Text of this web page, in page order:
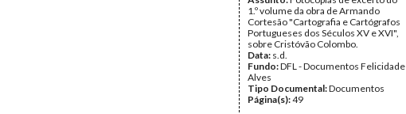
1.º volume da obra de Armando
Cortesão "Cartografia e Cartógrafos
Portugueses dos Séculos XV e XVI",
sobre Cristóvão Colombo.
Data: s.d.
Fundo:DFL - Documentos Felicidade
Alves
Tipo Documental:Documentos
Página(s):49